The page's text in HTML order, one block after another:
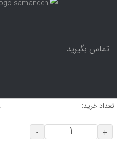
تعداد خرید:
+
-
تماس بگیرید